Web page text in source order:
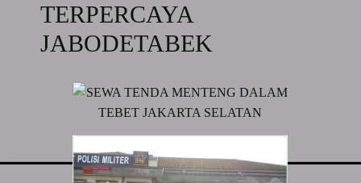
TERPERCAYA
JABODETABEK